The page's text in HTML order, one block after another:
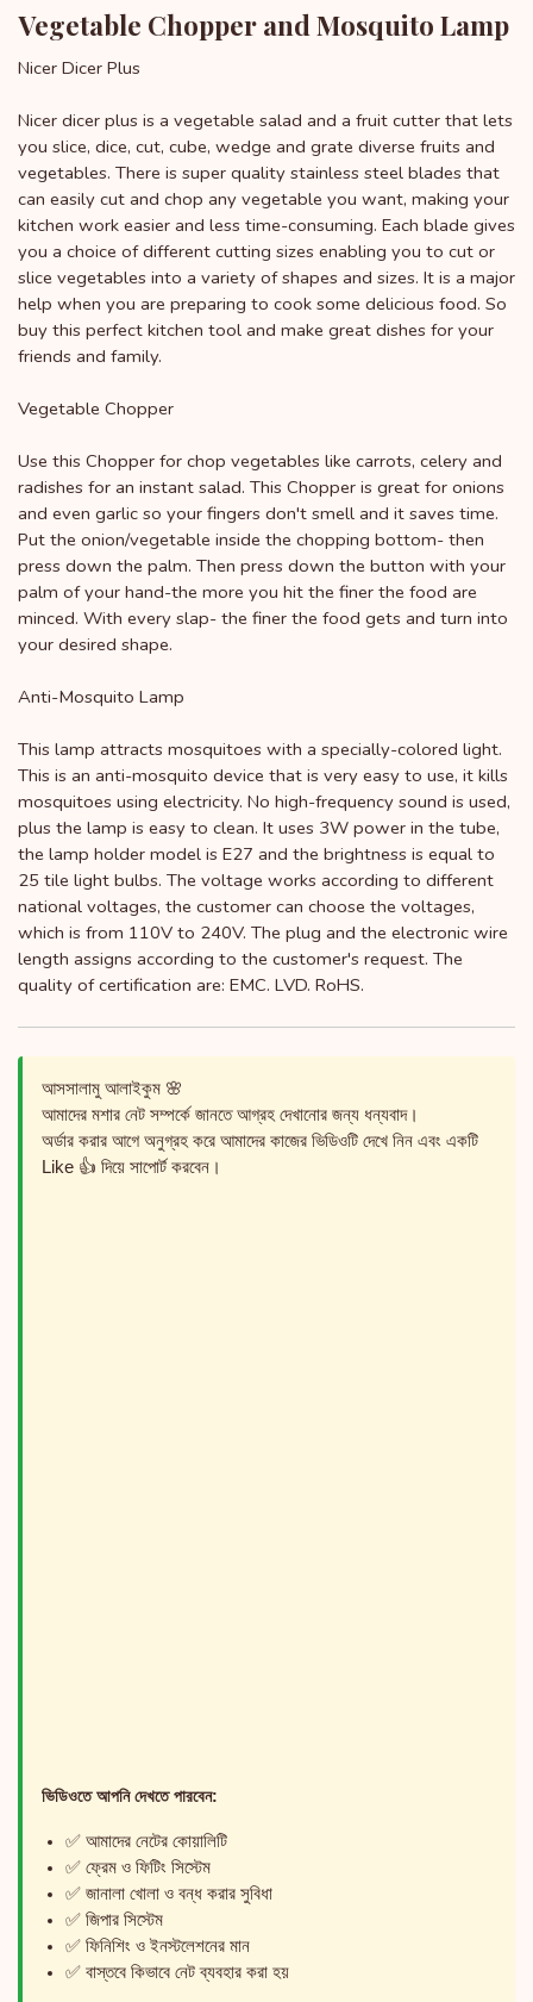
Vegetable Chopper and Mosquito Lamp
Nicer Dicer Plus
Nicer dicer plus is a vegetable salad and a fruit cutter that lets
you slice, dice, cut, cube, wedge and grate diverse fruits and
vegetables. There is super quality stainless steel blades that
can easily cut and chop any vegetable you want, making your
kitchen work easier and less time-consuming. Each blade gives
you a choice of different cutting sizes enabling you to cut or
slice vegetables into a variety of shapes and sizes. It is a major
help when you are preparing to cook some delicious food. So
buy this perfect kitchen tool and make great dishes for your
friends and family.
Vegetable Chopper
Use this Chopper for chop vegetables like carrots, celery and
radishes for an instant salad. This Chopper is great for onions
and even garlic so your fingers don't smell and it saves time.
Put the onion/vegetable inside the chopping bottom- then
press down the palm. Then press down the button with your
palm of your hand-the more you hit the finer the food are
minced. With every slap- the finer the food gets and turn into
your desired shape.
Anti-Mosquito Lamp
This lamp attracts mosquitoes with a specially-colored light.
This is an anti-mosquito device that is very easy to use, it kills
mosquitoes using electricity. No high-frequency sound is used,
plus the lamp is easy to clean. It uses 3W power in the tube,
the lamp holder model is E27 and the brightness is equal to
25 tile light bulbs. The voltage works according to different
national voltages, the customer can choose the voltages,
which is from 110V to 240V. The plug and the electronic wire
length assigns according to the customer's request. The
quality of certification are: EMC. LVD. RoHS.
আসসালামু আলাইকুম 🌸
আমাদের মশার নেট সম্পর্কে জানতে আগ্রহ দেখানোর জন্য ধন্যবাদ।
অর্ডার করার আগে অনুগ্রহ করে আমাদের কাজের ভিডিওটি দেখে নিন এবং একটি
Like 👍 দিয়ে সাপোর্ট করবেন।
ভিডিওতে আপনি দেখতে পারবেন:
✅ আমাদের নেটের কোয়ালিটি
✅ ফ্রেম ও ফিটিং সিস্টেম
✅ জানালা খোলা ও বন্ধ করার সুবিধা
✅ জিপার সিস্টেম
✅ ফিনিশিং ও ইনস্টলেশনের মান
✅ বাস্তবে কিভাবে নেট ব্যবহার করা হয়